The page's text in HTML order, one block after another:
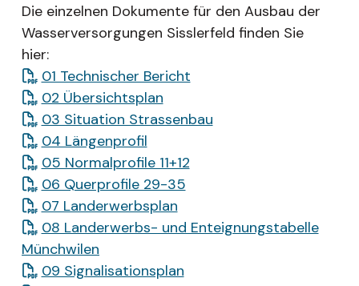
Die einzelnen Dokumente für den Ausbau der
Wasserversorgungen Sisslerfeld finden Sie
hier:
01 Technischer Bericht
02 Übersichtsplan
03 Situation Strassenbau
04 Längenprofil
05 Normalprofile 11+12
06 Querprofile 29-35
07 Landerwerbsplan
08 Landerwerbs- und Enteignungstabelle
Münchwilen
09 Signalisationsplan